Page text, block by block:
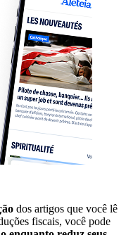
dos artigos que você lê
fiscais, você pode